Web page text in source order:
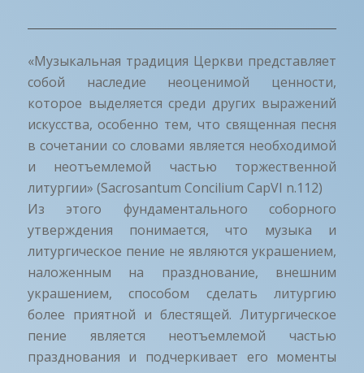
«Музыкальная традиция Церкви представляет
собой наследие неоценимой ценности,
которое выделяется среди других выражений
искусства, особенно тем, что священная песня
в сочетании со словами является необходимой
и неотъемлемой частью торжественной
литургии» (Sacrosantum Concilium CapVI n.112)
Из этого фундаментального соборного
утверждения понимается, что музыка и
литургическое пение не являются украшением,
наложенным на празднование, внешним
украшением, способом сделать литургию
более приятной и блестящей. Литургическое
пение является неотъемлемой частью
празднования и подчеркивает его моменты